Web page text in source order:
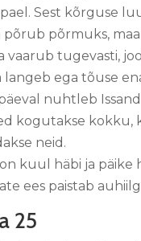
Sest kõrguse
põrub põrmuks,
vaarub tugevasti,
langeb ega tõuse
nuhtleb
kogutakse kokku,
neid.
kuul häbi ja päike
ees paistab
25